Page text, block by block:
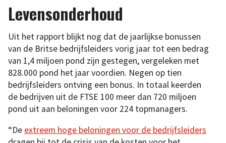
Levensonderhoud
Uit het rapport blijkt nog dat de jaarlijkse bonussen
van de Britse bedrijfsleiders vorig jaar tot een bedrag
van 1,4 miljoen pond zijn gestegen, vergeleken met
828.000 pond het jaar voordien. Negen op tien
bedrijfsleiders ontving een bonus. In totaal keerden
de bedrijven uit de FTSE 100 meer dan 720 miljoen
pond uit aan beloningen voor 224 topmanagers.
“De extreem hoge beloningen voor de bedrijfsleiders